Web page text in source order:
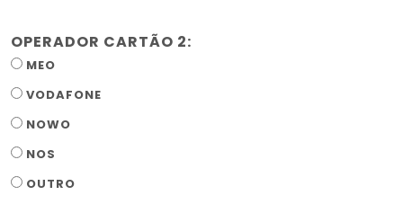
OPERADOR CARTÃO 2:
MEO
VODAFONE
NOWO
NOS
OUTRO